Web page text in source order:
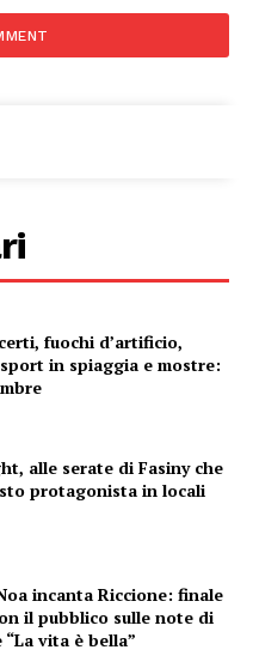
fuochi d’artificio,
in spiaggia e mostre:
alle serate di Fasiny che
protagonista in locali
incanta Riccione: finale
il pubblico sulle note di
“La vita è bella”